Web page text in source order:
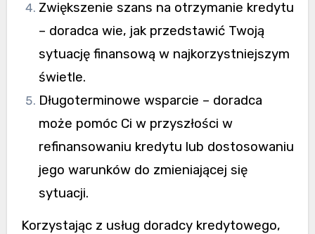
Zwiększenie szans na otrzymanie kredytu
– doradca wie, jak przedstawić Twoją
sytuację finansową w najkorzystniejszym
świetle.
Długoterminowe wsparcie – doradca
może pomóc Ci w przyszłości w
refinansowaniu kredytu lub dostosowaniu
jego warunków do zmieniającej się
sytuacji.
Korzystając z usług doradcy kredytowego,